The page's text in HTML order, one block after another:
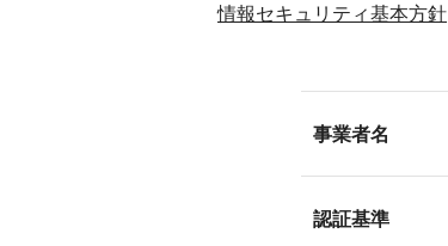
情報セキュリティ基本方針
事業者名
認証基準